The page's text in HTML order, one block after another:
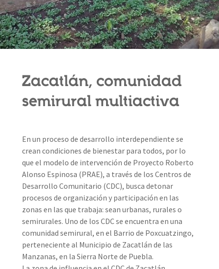
Zacatlán, comunidad
semirural multiactiva
En un proceso de desarrollo interdependiente se
crean condiciones de bienestar para todos, por lo
que el modelo de intervención de Proyecto Roberto
Alonso Espinosa (PRAE), a través de los Centros de
Desarrollo Comunitario (CDC), busca detonar
procesos de organización y participación en las
zonas en las que trabaja: sean urbanas, rurales o
semirurales. Uno de los CDC se encuentra en una
comunidad semirural, en el Barrio de Poxcuatzingo,
perteneciente al Municipio de Zacatlán de las
Manzanas, en la Sierra Norte de Puebla.